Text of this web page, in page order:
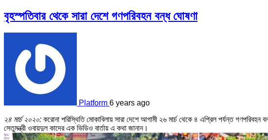
বৃহস্পতিবার থেকে সারা দেশে গণপরিবহন বন্ধ ঘোষণা
Platform 6 years ago
২৪ মার্চ ২০২০: করোনা পরিস্থিতি মোকাবিলায় সারা দেশে আগামী ২৬ মার্চ থেকে ৪ এপ্রিল পর্যন্ত
সেতুমন্ত্রী ওবায়দুল কাদের এক ভিডিও বার্তায় এ কথা জানান।